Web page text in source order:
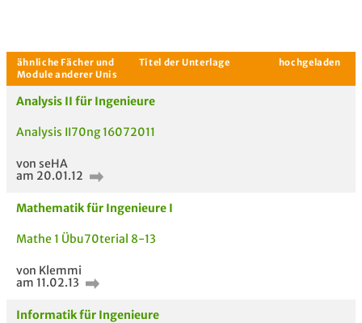
Aktuelle Gespräche
starten
Analysis II für Ingenieure
Analysis II70ng 16072011
von seHA
am 20.01.12
Mathematik für Ingenieure I
Mathe 1 Übu70terial 8-13
von Klemmi
am 11.02.13
Informatik für Ingenieure